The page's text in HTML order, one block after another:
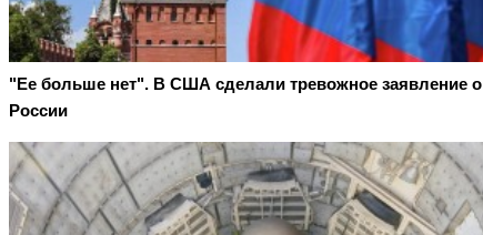
"Ее больше нет". В США сделали тревожное заявление о
России